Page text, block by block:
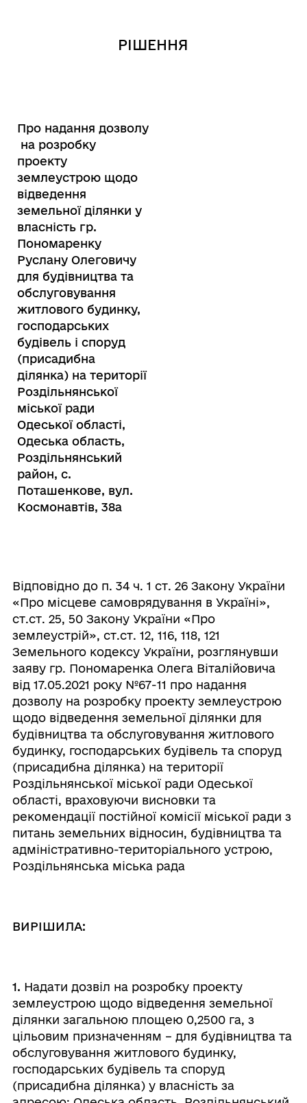
РІШЕННЯ
Про надання дозволу
на розробку
проекту
землеустрою щодо
відведення
земельної ділянки у
власність гр.
Пономаренку
Руслану Олеговичу
для будівництва та
обслуговування
житлового будинку,
господарських
будівель і споруд
(присадибна
ділянка) на території
Роздільнянської
міської ради
Одеської області,
Одеська область,
Роздільнянський
район, с.
Поташенкове, вул.
Космонавтів, 38а
Відповідно до п. 34 ч. 1 ст. 26 Закону України
«Про місцеве самоврядування в Україні»,
ст.ст. 25, 50 Закону України «Про
землеустрій», ст.ст. 12, 116, 118, 121
Земельного кодексу України, розглянувши
заяву гр. Пономаренка Олега Віталійовича
від 17.05.2021 року №67-11 про надання
дозволу на розробку проекту землеустрою
щодо відведення земельної ділянки для
будівництва та обслуговування житлового
будинку, господарських будівель та споруд
(присадибна ділянка) на території
Роздільнянської міської ради Одеської
області, враховуючи висновки та
рекомендації постійної комісії міської ради з
питань земельних відносин, будівництва та
адміністративно-територіального устрою,
Роздільнянська міська рада
ВИРІШИЛА:
1. Надати дозвіл на розробку проекту
землеустрою щодо відведення земельної
ділянки загальною площею 0,2500 га, з
цільовим призначенням – для будівництва та
обслуговування житлового будинку,
господарських будівель та споруд
(присадибна ділянка) у власність за